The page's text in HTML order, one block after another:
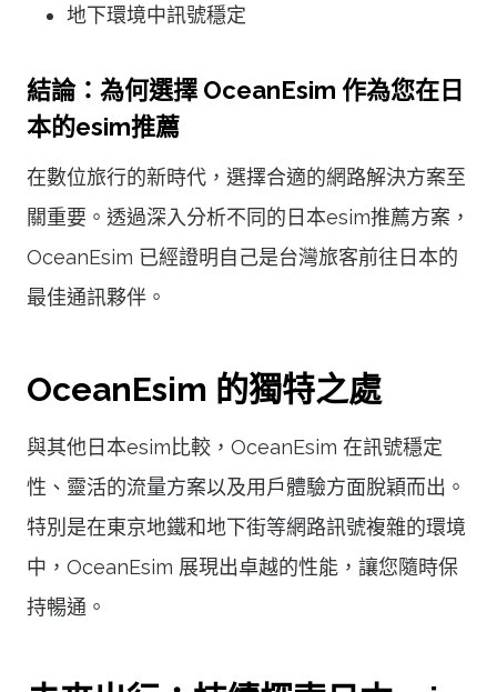
地下環境中訊號穩定
結論：為何選擇 OceanEsim 作為您在日
本的esim推薦
在數位旅行的新時代，選擇合適的網路解決方案至
關重要。透過深入分析不同的日本esim推薦方案，
OceanEsim 已經證明自己是台灣旅客前往日本的
最佳通訊夥伴。
OceanEsim 的獨特之處
與其他日本esim比較，OceanEsim 在訊號穩定
性、靈活的流量方案以及用戶體驗方面脫穎而出。
特別是在東京地鐵和地下街等網路訊號複雜的環境
中，OceanEsim 展現出卓越的性能，讓您隨時保
持暢通。